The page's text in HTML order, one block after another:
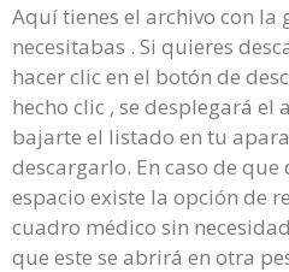
Aquí tienes el archivo con la
necesitabas . Si quieres
hacer clic en el botón de
hecho clic , se desplegará el
bajarte el listado en tu
descargarlo. En caso de
espacio existe la opción de
cuadro médico sin
que este se abrirá en otra